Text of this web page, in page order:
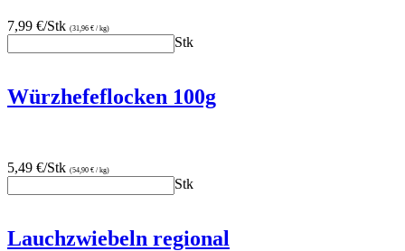
7,99 €/Stk (31,96 € / kg)
Stk
Würzhefeflocken 100g
5,49 €/Stk (54,90 € / kg)
Stk
Lauchzwiebeln regional